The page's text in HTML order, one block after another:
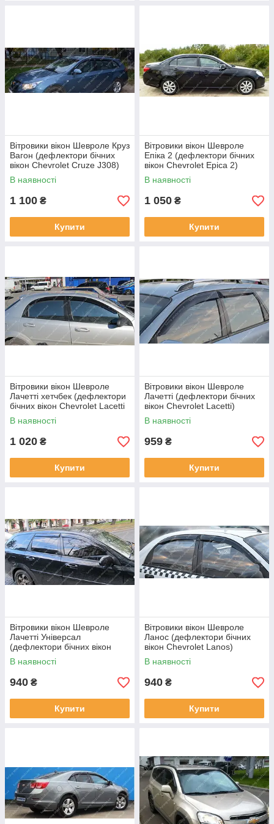
Вітровики вікон Шевроле Круз
Вагон (дефлектори бічних
вікон Chevrolet Cruze J308)
В наявності
1 100 ₴
Купити
Вітровики вікон Шевроле
Епіка 2 (дефлектори бічних
вікон Chevrolet Epica 2)
В наявності
1 050 ₴
Купити
Вітровики вікон Шевроле
Лачетті хетчбек (дефлектори
бічних вікон Chevrolet Lacetti
Hb)
В наявності
1 020 ₴
Купити
Вітровики вікон Шевроле
Лачетті (дефлектори бічних
вікон Chevrolet Lacetti)
В наявності
959 ₴
Купити
Вітровики вікон Шевроле
Лачетті Універсал
(дефлектори бічних вікон
Chevrolet Lacetti Wagon)
В наявності
940 ₴
Купити
Вітровики вікон Шевроле
Ланос (дефлектори бічних
вікон Chevrolet Lanos)
В наявності
940 ₴
Купити